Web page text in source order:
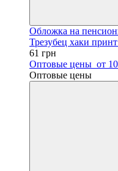
Обложка на
Трезубец хаки
61 грн
Оптовые цены от
Оптовые цены